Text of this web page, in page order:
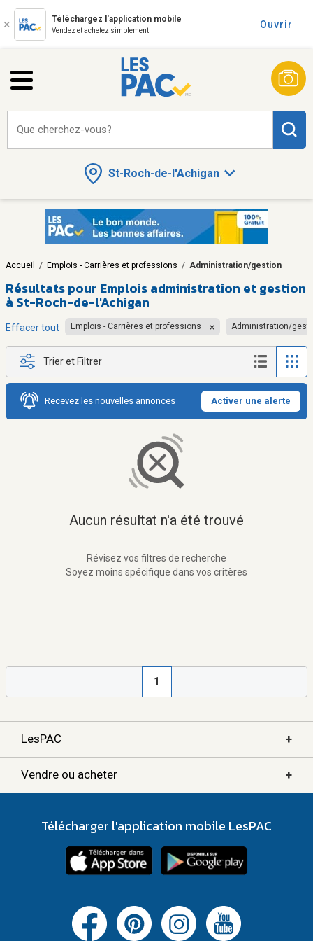
Téléchargez l'application mobile
Vendez et achetez simplement
Ouvrir
St-Roch-de-l'Achigan
Que cherchez-vous?
Accueil / Emplois - Carrières et professions / Administration/gestion
Résultats pour Emplois administration et gestion
à St-Roch-de-l'Achigan
Effacer tout Emplois - Carrières et professions Administration/
Trier et Filtrer
Recevez les nouvelles annonces Activer une alerte
Aucun résultat n'a été trouvé
Révisez vos filtres de recherche
Soyez moins spécifique dans vos critères
1
LesPAC +
Vendre ou acheter +
Télécharger l'application mobile LesPAC